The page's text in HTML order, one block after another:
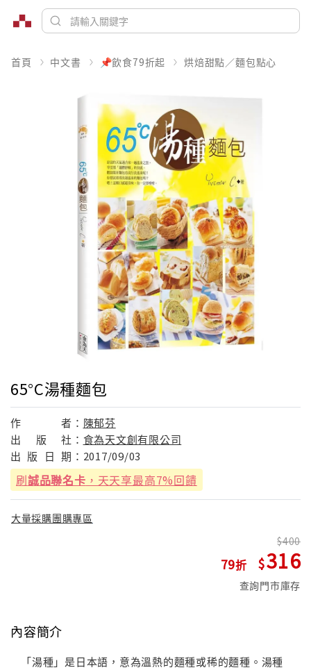
首頁 中文書 📌飲食79折起 烘焙甜點／麵包點心
65°C湯種麵包
作 者： 陳郁芬
出
版 社： 食為天文創有限公司
出 版 日 期： 2017/09/03
刷誠品聯名卡 ，天天享最高7%回饋
大量採購團購專區
79
400
316
查詢門市庫存
內容簡介
「湯種」是日本語，意為溫熱的麵種或稀的麵種。湯種